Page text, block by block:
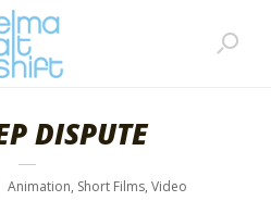
DISPUTE
Animation, Short Films, Video